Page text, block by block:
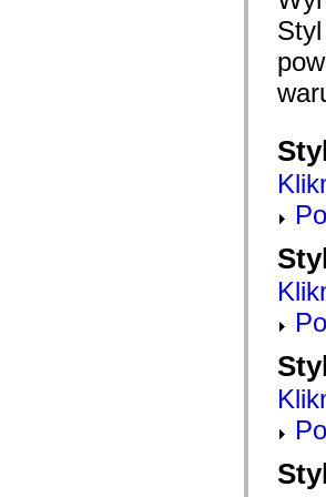
mx.automation.delegates.advancedDataGrid